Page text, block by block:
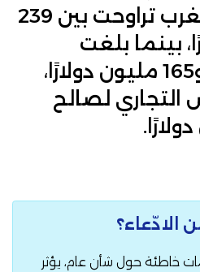
التونسية إلى المغرب تراوحت بين 239
بينما بلغت
الواردات بين 124 و165 مليون دولارًا،
التجاري لصالح
الادّعاء؟
خاطئة حول شأن عام، يؤثر